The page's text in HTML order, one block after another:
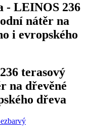
- LEINOS 236
nátěr na
i evropského
terasový
na dřevěné
dřeva